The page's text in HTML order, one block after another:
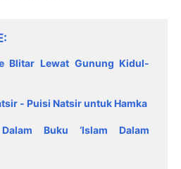
Blitar Lewat Gunung Kidul-
- Puisi Natsir untuk Hamka
Buku ‘Islam Dalam